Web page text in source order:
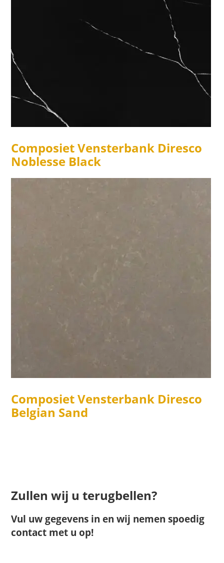
Composiet Vensterbank Diresco
Noblesse Black
Composiet Vensterbank Diresco
Belgian Sand
Zullen wij u terugbellen?
Vul uw gegevens in en wij nemen spoedig
contact met u op!